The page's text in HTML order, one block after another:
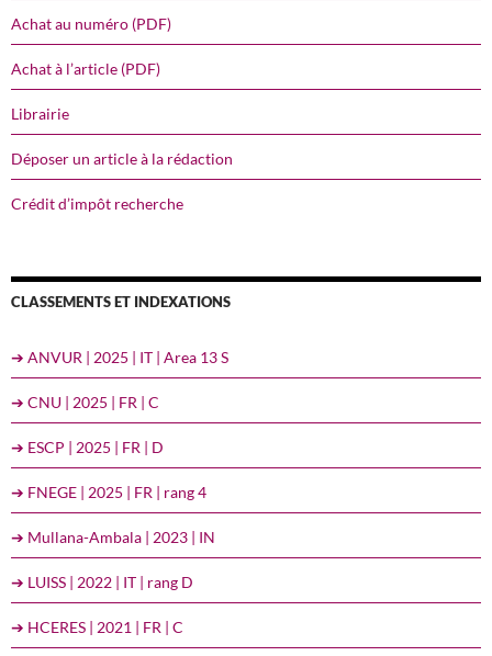
Achat au numéro (PDF)
Achat à l’article (PDF)
Librairie
Déposer un article à la rédaction
Crédit d’impôt recherche
CLASSEMENTS ET INDEXATIONS
➔ ANVUR | 2025 | IT | Area 13 S
➔ CNU | 2025 | FR | C
➔ ESCP | 2025 | FR | D
➔ FNEGE | 2025 | FR | rang 4
➔ Mullana-Ambala | 2023 | IN
➔ LUISS | 2022 | IT | rang D
➔ HCERES | 2021 | FR | C